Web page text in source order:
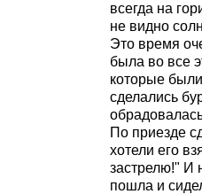
всегда на
не видно
Это время
была во все
которые
сделались
По приезде
хотели его
застрелю!" И
пошла и